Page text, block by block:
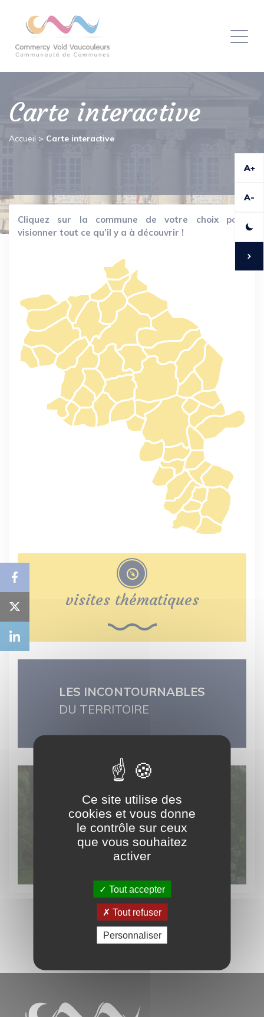
Carte interactive
Accueil > Carte interactive
Cliquez sur la commune de votre choix pour
visionner tout ce qu’il y a à découvrir !
visites thématiques
LES INCONTOURNABLES
DU TERRITOIRE
Découvrez
le patrimoine vert
A+
A-
Ce site utilise des
cookies et vous donne
le contrôle sur ceux
que vous souhaitez
activer
Tout accepter
Tout refuser
Personnaliser